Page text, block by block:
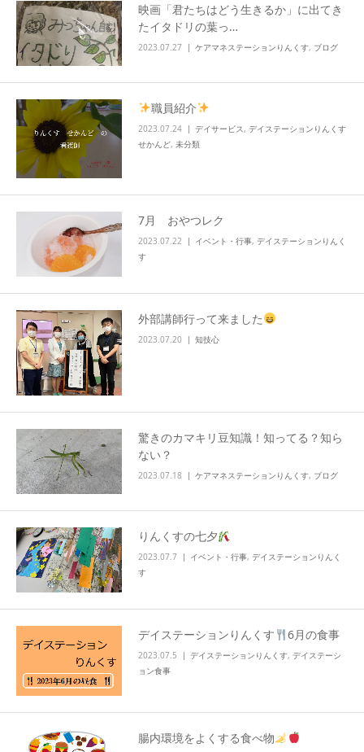
映画「君たちはどう生きるか」に出てき
たイタドリの葉っ…
2023.07.27 ケアマネステーションりんくす, ブログ
職員紹介
2023.07.24 デイサービス , デイステーションりんくす
せかんど, 未分類
7月 おやつレク
2023.07.22 イベント・行事, デイステーションりんく
す
外部講師行って来ました
2023.07.20 知技心
驚きのカマキリ豆知識！知ってる？知ら
ない？
2023.07.18 ケアマネステーションりんくす, ブログ
りんくすの七夕
2023.07.7 イベント・行事, デイステーションりんく
す
デイステーションりんくす 6月の食事
2023.07.5 デイステーションりんくす, デイステーシ
ョン食事
腸内環境をよくする食べ物